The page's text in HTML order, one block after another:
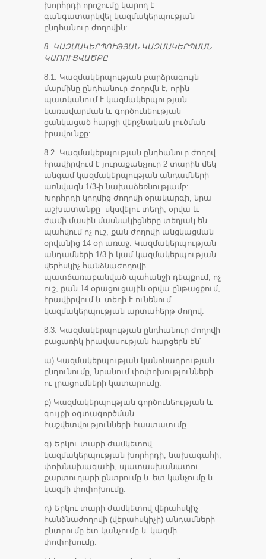
խորհրդի որոշումը կարող է
գանգատարկվել կազմակերպության
ընդհանուր ժողովին:
8. ԿԱԶՄԱԿԵՐՊՈՒԹՅԱՆ ԿԱԶՄԱԿԵՐՊՄԱՆ
ԿԱՌՈՒՑՎԱԾՔԸ
8.1. Կազմակերպության բարձրագույն
մարմինը ընդհանուր ժողովն է, որին
պատկանում է կազմակերպության
կառավարման և գործունեության
ցանկացած հարցի վերջնական լուծման
իրավունքը:
8.2. Կազմակերպության ընդհանուր ժողով
հրավիրվում է յուրաքանչյուր 2 տարին մեկ
անգամ կազմակերպության անդամների
առնվազն 1/3-ի նախաձեռնությամբ:
Խորհրդի կողմից ժողովի օրակարգի, նրա
աշխատանքը սկսվելու տեղի, օրվա և
ժամի մասին մասնակիցները տեղյակ են
պահվում ոչ ուշ, քան ժողովի անցկացման
օրվանից 14 օր առաջ: Կազմակերպության
անդամների 1/3-ի կամ կազմակերպության
վերհսկիչ հանձնաժողովի
պատճառաբանված պահանջի դեպքում, ոչ
ուշ, քան 14 օրացուցային օրվա ընթացքում,
հրավիրվում և տեղի է ունենում
կազմակերպության արտահերթ ժողով:
8.3. Կազմակերպության ընդհանուր ժողովի
բացառիկ իրավասության հարցերն են՝
ա) Կազմակերպության կանոնադրության
ընդունումը, նրանում փոփոխությունների
ու լրացումների կատարումը.
բ) Կազմակերպության գործունեության և
գույքի օգտագործման
հաշվետվությունների հաստատւմը.
գ) Երկու տարի ժամկետով
կազմակերպության խորհրդի, նախագահի,
փոխնախագահի, պատասխանատու
քարտուղարի ընտրումը և ետ կանչումը և
կազմի փոփոխումը.
դ) Երկու տարի ժամկետով վերահսկիչ
հանձնաժողովի (վերահսկիչի) անդամների
ընտրումը ետ կանչումը և կազմի
փոփոխումը.